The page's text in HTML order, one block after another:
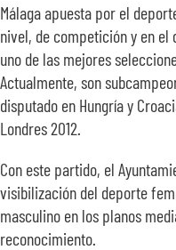
Málaga apuesta por el
nivel, de competición y en el
uno de las mejores
Actualmente, son
disputado en Hungría y
Londres 2012.
Con este partido, el
visibilización del deporte
masculino en los planos
reconocimiento.